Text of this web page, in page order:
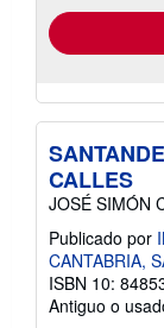
CALLES
JOSÉ SIMÓN
Publicado por
CANTABRIA,
ISBN 10:
Antiguo o